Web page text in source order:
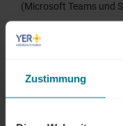
Zustimmung
(Microsoft Teams und
Erfahrung mit IT-Tools
ÜBER YER
Egal ob als Junior,